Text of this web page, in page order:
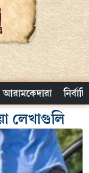
আরামকেদারা
লেখাগুলি